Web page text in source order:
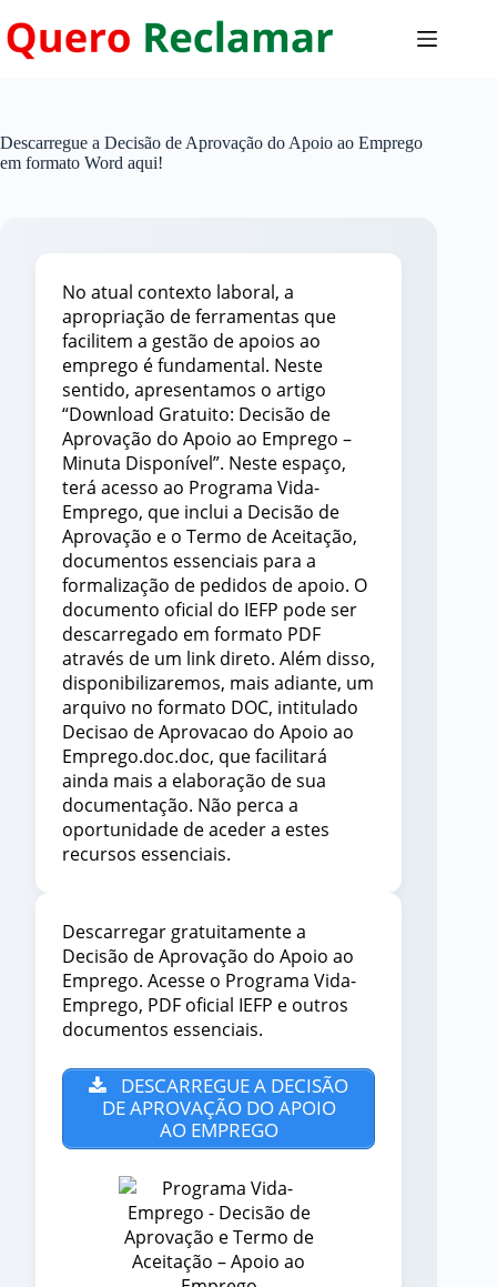
para
o
Descarregue a Decisão de Aprovação do Apoio ao Emprego
em formato Word aqui!
No atual contexto laboral, a
apropriação de ferramentas que
facilitem a gestão de apoios ao
emprego é fundamental. Neste
sentido, apresentamos o artigo
“Download Gratuito: Decisão de
Aprovação do Apoio ao Emprego –
Minuta Disponível”. Neste espaço,
terá acesso ao Programa Vida-
Emprego, que inclui a Decisão de
Aprovação e o Termo de Aceitação,
documentos essenciais para a
formalização de pedidos de apoio. O
documento oficial do IEFP pode ser
descarregado em formato PDF
através de um link direto. Além disso,
disponibilizaremos, mais adiante, um
arquivo no formato DOC, intitulado
Decisao de Aprovacao do Apoio ao
Emprego.doc.doc, que facilitará
ainda mais a elaboração de sua
documentação. Não perca a
oportunidade de aceder a estes
recursos essenciais.
Descarregar gratuitamente a
Decisão de Aprovação do Apoio ao
Emprego. Acesse o Programa Vida-
Emprego, PDF oficial IEFP e outros
documentos essenciais.
DESCARREGUE A DECISÃO
DE APROVAÇÃO DO APOIO
AO EMPREGO